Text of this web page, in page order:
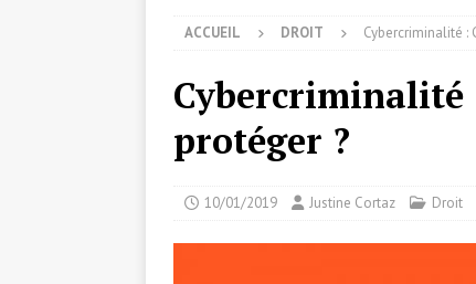
ACCUEIL DROIT Cybercriminalité :
Cybercriminalité
protéger ?
10/01/2019 Justine Cortaz Droit